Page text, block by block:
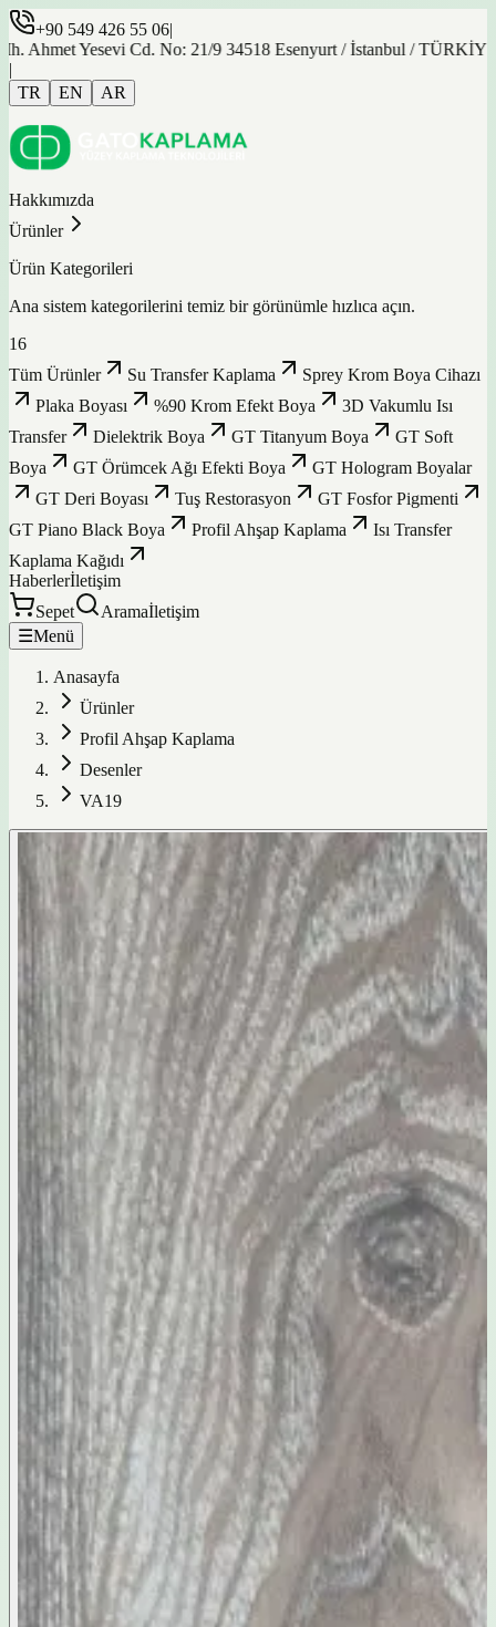
+90 549 426 55 06|
Yesevi Cd. No: 21/9 34518 Esenyurt / İstanbul / TÜRKİYE
|
TR
EN AR
Hakkımızda
Ürünler
Ürün Kategorileri
Ana sistem kategorilerini temiz bir görünümle hızlıca açın.
16
Tüm Ürünler
Su Transfer Kaplama
Sprey Krom Boya Cihazı
Plaka Boyası
%90 Krom Efekt Boya
3D Vakumlu Isı
Transfer
Dielektrik Boya GT Titanyum Boya
GT Soft
Boya
GT Örümcek Ağı Efekti Boya
GT Hologram Boyalar
GT Deri Boyası
Tuş Restorasyon
GT Fosfor Pigmenti
GT Piano Black Boya
Profil Ahşap Kaplama
Isı Transfer
Kaplama Kağıdı
Haberlerİletişim
Sepet
Aramaİletişim
☰Menü
Anasayfa
Ürünler
Profil Ahşap Kaplama
Desenler
VA19